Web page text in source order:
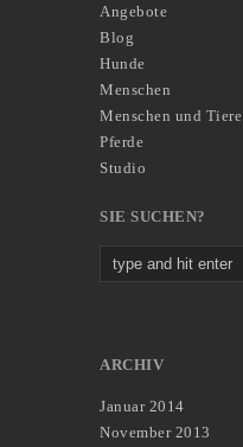
Angebote
Blog
Hunde
Menschen
Menschen und Tiere
Pferde
Studio
SIE SUCHEN?
ARCHIV
Januar 2014
November 2013